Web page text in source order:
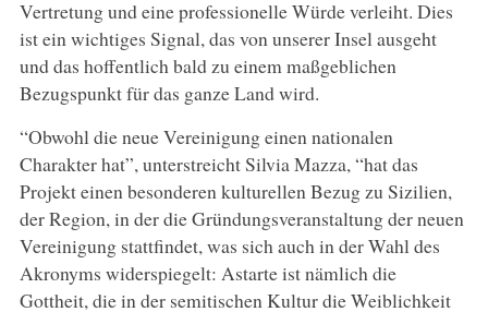
Vertretung und eine professionelle Würde verleiht. Dies
ist ein wichtiges Signal, das von unserer Insel ausgeht
und das hoffentlich bald zu einem maßgeblichen
Bezugspunkt für das ganze Land wird.
“Obwohl die neue Vereinigung einen nationalen
Charakter hat”, unterstreicht Silvia Mazza, “hat das
Projekt einen besonderen kulturellen Bezug zu Sizilien,
der Region, in der die Gründungsveranstaltung der neuen
Vereinigung stattfindet, was sich auch in der Wahl des
Akronyms widerspiegelt: Astarte ist nämlich die
Gottheit, die in der semitischen Kultur die Weiblichkeit